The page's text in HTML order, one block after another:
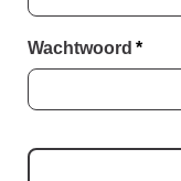
Wachtwoord *